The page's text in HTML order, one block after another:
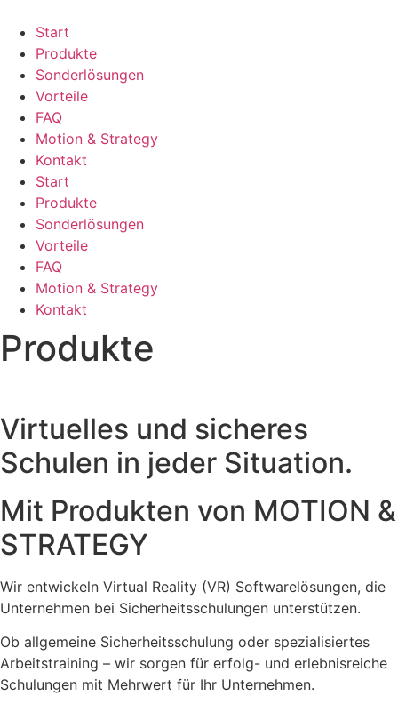
Inhalt
springen
Start
Produkte
Sonderlösungen
Vorteile
FAQ
Motion & Strategy
Kontakt
Start
Produkte
Sonderlösungen
Vorteile
FAQ
Motion & Strategy
Kontakt
Produkte
Virtuelles und sicheres
Schulen in jeder Situation.
Mit Produkten von MOTION &
STRATEGY
Wir entwickeln Virtual Reality (VR) Softwarelösungen, die
Unternehmen bei Sicherheitsschulungen unterstützen.
Ob allgemeine Sicherheitsschulung oder spezialisiertes
Arbeitstraining – wir sorgen für erfolg- und erlebnisreiche
Schulungen mit Mehrwert für Ihr Unternehmen.